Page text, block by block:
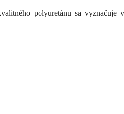
polyuretánu sa